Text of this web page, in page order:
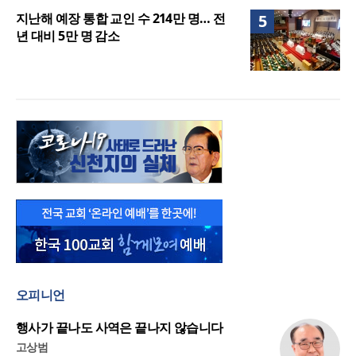
5
지난해 예장 통합 교인 수 214만 명… 전
년 대비 5만 명 감소
오피니언
행사가 끝나도 사역은 끝나지 않습니다
고상범